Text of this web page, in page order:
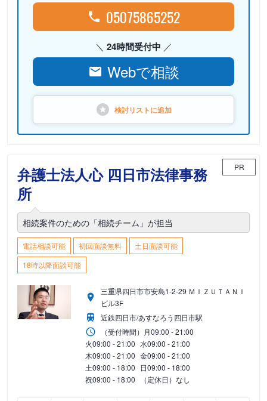
05075865252
24時間受付中
Webで相談
検討リストに追加
弁護士法人心 四日市法律事務
所
PR
相続案件のための「相続チーム」が担当
電話相談可能 初回面談無料
土日面談可能
18時以降面談可能
三重県四日市市安島1-2-29 ＭＩＺＵＴＡＮＩ
ビル3F
近鉄四日市/あすなろう四日市駅
（受付時間） 月09:00 - 21:00
火09:00 - 21:00 水09:00 - 21:00
木09:00 - 21:00 金09:00 - 21:00
土09:00 - 18:00 日09:00 - 18:00
祝09:00 - 18:00 （定休日）なし